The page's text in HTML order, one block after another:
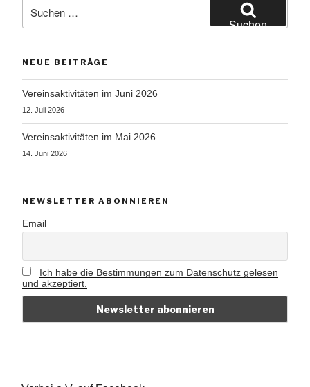
nach:
Suchen
NEUE BEITRÄGE
Vereinsaktivitäten im Juni 2026
12. Juli 2026
Vereinsaktivitäten im Mai 2026
14. Juni 2026
NEWSLETTER ABONNIEREN
Email
Ich habe die Bestimmungen zum Datenschutz gelesen
und akzeptiert.